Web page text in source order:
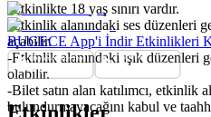
-Etkinlikte 18 yaş sınırı vardır.
-Etkinlik alanındaki ses düzenleri
açabilir.
-Etkinlik alanındaki ışık düzenleri
olabilir.
-Bilet satın alan katılımcı, etkinlik
bulundurmayacağını kabul ve
BUGECE App'i İndir Etkinlikleri